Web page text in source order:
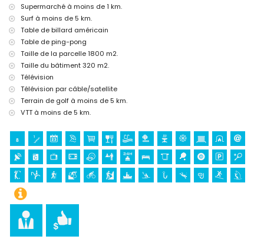
tennis, golf (La Sella, Denia), équitation, randonnée, VTT, cyclisme,
escalade, canoë, kayak, pêche, plongée, snorkeling, surf et
planche à voile (à moins de 5 kilomètres de la maison)
Supermarché à moins de 1 km.
Surf à moins de 5 km.
Table de billard américain
Table de ping-pong
Taille de la parcelle 1800 m2.
Taille du bâtiment 320 m2.
Télévision
Télévision par câble/satellite
Terrain de golf à moins de 5 km.
VTT à moins de 5 km.